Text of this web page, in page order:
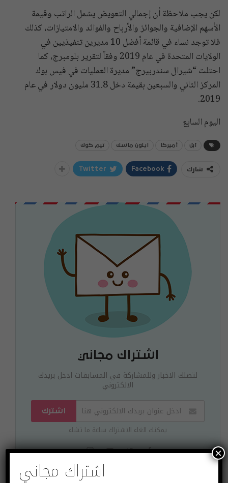
لكن يجب ملاحظة أن إجمالي التعويض يشمل الراتب وقيمة
الأسهم الإضافية والجوائز والأرباح والفوائد والامتيازات، كذلك
فلا توجد نساء في قائمة أفضل 10 مديرين تنفيذيين في
الولايات المتحدة في عام 2019 وفقاً لتقرير بلومبرج، كما
احتلت “شيرال سندربيرج” مديرة العمليات في فيس بوك
المركز الثاني والسبعين بقيمة دخل 31.8 مليون دولار في عام
2019.
اليوم السابع
آبل أميركا ايلون ماسك تيم كوك
شارك Facebook
Twitter
اشتراك مجاني
لتصلك الاخبار وللمشاركة في المسابقات ادخل بريدك
الالكتروني
اشترك
يمكنك الغاء الاشتراك ساعة ما تشاء
اشتراك مجاني
×